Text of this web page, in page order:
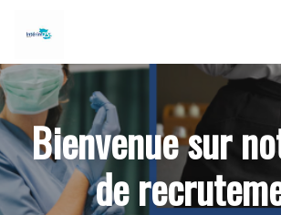
Bienvenue sur
de